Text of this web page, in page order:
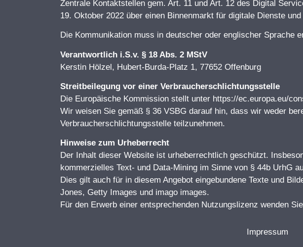
Zentrale Kontaktstellen gem. Art. 11 und Art. 12 des Digital
19. Oktober 2022 über einen Binnenmarkt für digitale Dienste
Die Kommunikation muss in deutscher oder englischer Sprache
Verantwortlich i.S.v. § 18 Abs. 2 MStV
Kerstin Hölzel, Hubert-Burda-Platz 1, 77652 Offenburg
Streitbeilegung vor einer Verbraucherschlichtungsstelle
Die Europäische Kommission stellt unter https://ec.europa.eu/
Wir weisen Sie gemäß § 36 VSBG darauf hin, dass wir weder
Verbraucherschlichtungsstelle teilzunehmen.
Hinweise zum Urheberrecht
Der Inhalt dieser Website ist urheberrechtlich geschützt.
kommerzielles Text- und Data-Mining im Sinne von § 44b UrhG
Dies gilt auch für in diesem Angebot eingebundene Texte und
Jones, Getty Images und imago images.
Für den Erwerb einer entsprechenden Nutzungslizenz wenden
Impressum